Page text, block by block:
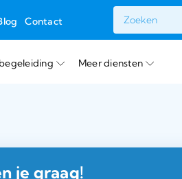
Contact
Meer diensten
je graag!